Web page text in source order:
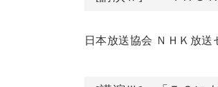
日本放送協会 ＮＨＫ放